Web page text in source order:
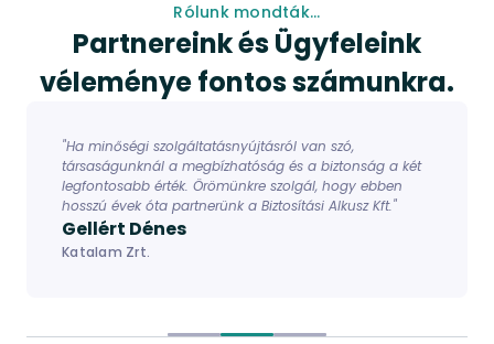
Rólunk mondták...
Partnereink és Ügyfeleink
véleménye fontos számunkra.
"Ha minőségi szolgáltatásnyújtásról van szó,
társaságunknál a megbízhatóság és a biztonság a két
legfontosabb érték. Örömünkre szolgál, hogy ebben
hosszú évek óta partnerünk a Biztosítási Alkusz Kft."
Gellért Dénes
Katalam Zrt.